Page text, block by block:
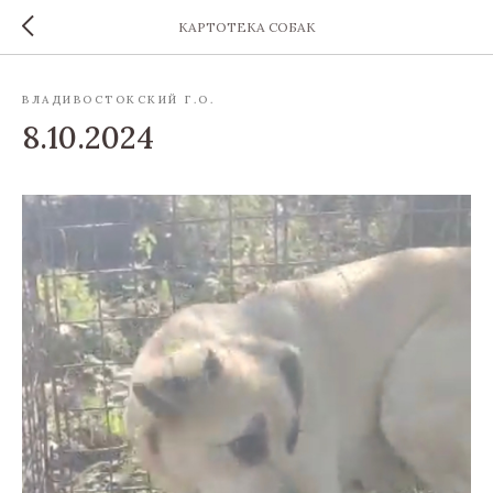
КАРТОТЕКА СОБАК
ВЛАДИВОСТОКСКИЙ Г.О.
8.10.2024